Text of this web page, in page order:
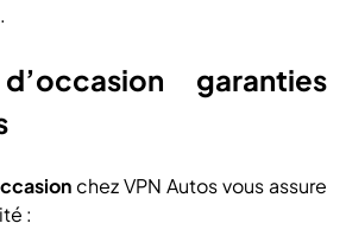
garanties
chez VPN Autos vous assure
: